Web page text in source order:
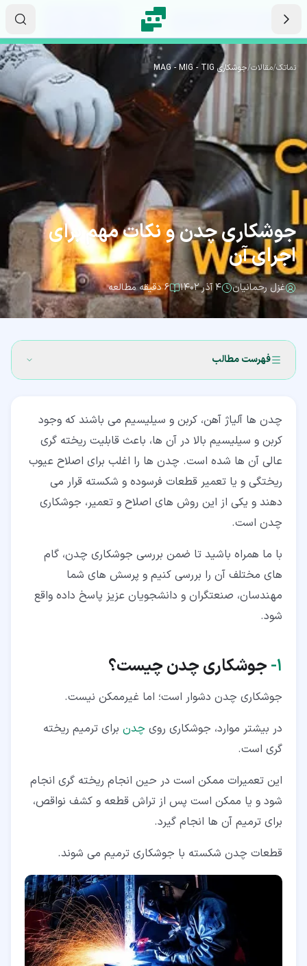
نماتک/مقالات/جوشکاری MAG - MIG - TIG
جوشکاری چدن و نکات مهم برای
اجرای آن
غزل رحمانیان ۴ آذر ۱۴۰۲ ۶ دقیقه مطالعه
فهرست مطالب
۳‏- چهار گام اساسی در جوشکاری چدن
۳‏-‏۱‏- شناسایی آلیاژ
۳‏-‏۲‏- آماده سازی سطح ریخته گری
چدن ها آلیاژ آهن، کربن و سیلیسیم می باشند که وجود
کربن و سیلیسیم بالا در آن ها، باعث قابلیت ریخته گری
عالی آن ها شده است. چدن ها را اغلب برای اصلاح عیوب
ریختگی و یا تعمیر قطعات فرسوده و شکسته قرار می
دهند و یکی از این روش های اصلاح و تعمیر، جوشکاری
چدن است.
با ما همراه باشید تا ضمن بررسی جوشکاری چدن، گام
های مختلف آن را بررسی کنیم و پرسش های شما
مهندسان، صنعتگران و دانشجویان عزیز پاسخ داده واقع
شود.
۱‏- جوشکاری چدن چیست؟
جوشکاری چدن دشوار است؛ اما غیرممکن نیست.
در بیشتر موارد، جوشکاری روی چدن برای ترمیم ریخته
گری است.
این تعمیرات ممکن است در حین انجام ریخته گری انجام
شود و یا ممکن است پس از تراش قطعه و کشف نواقص،
برای ترمیم آن ها انجام گیرد.
قطعات چدن شکسته با جوشکاری ترمیم می شوند.